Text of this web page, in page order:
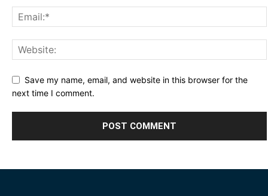
Save my name, email, and website in this browser for the
next time I comment.